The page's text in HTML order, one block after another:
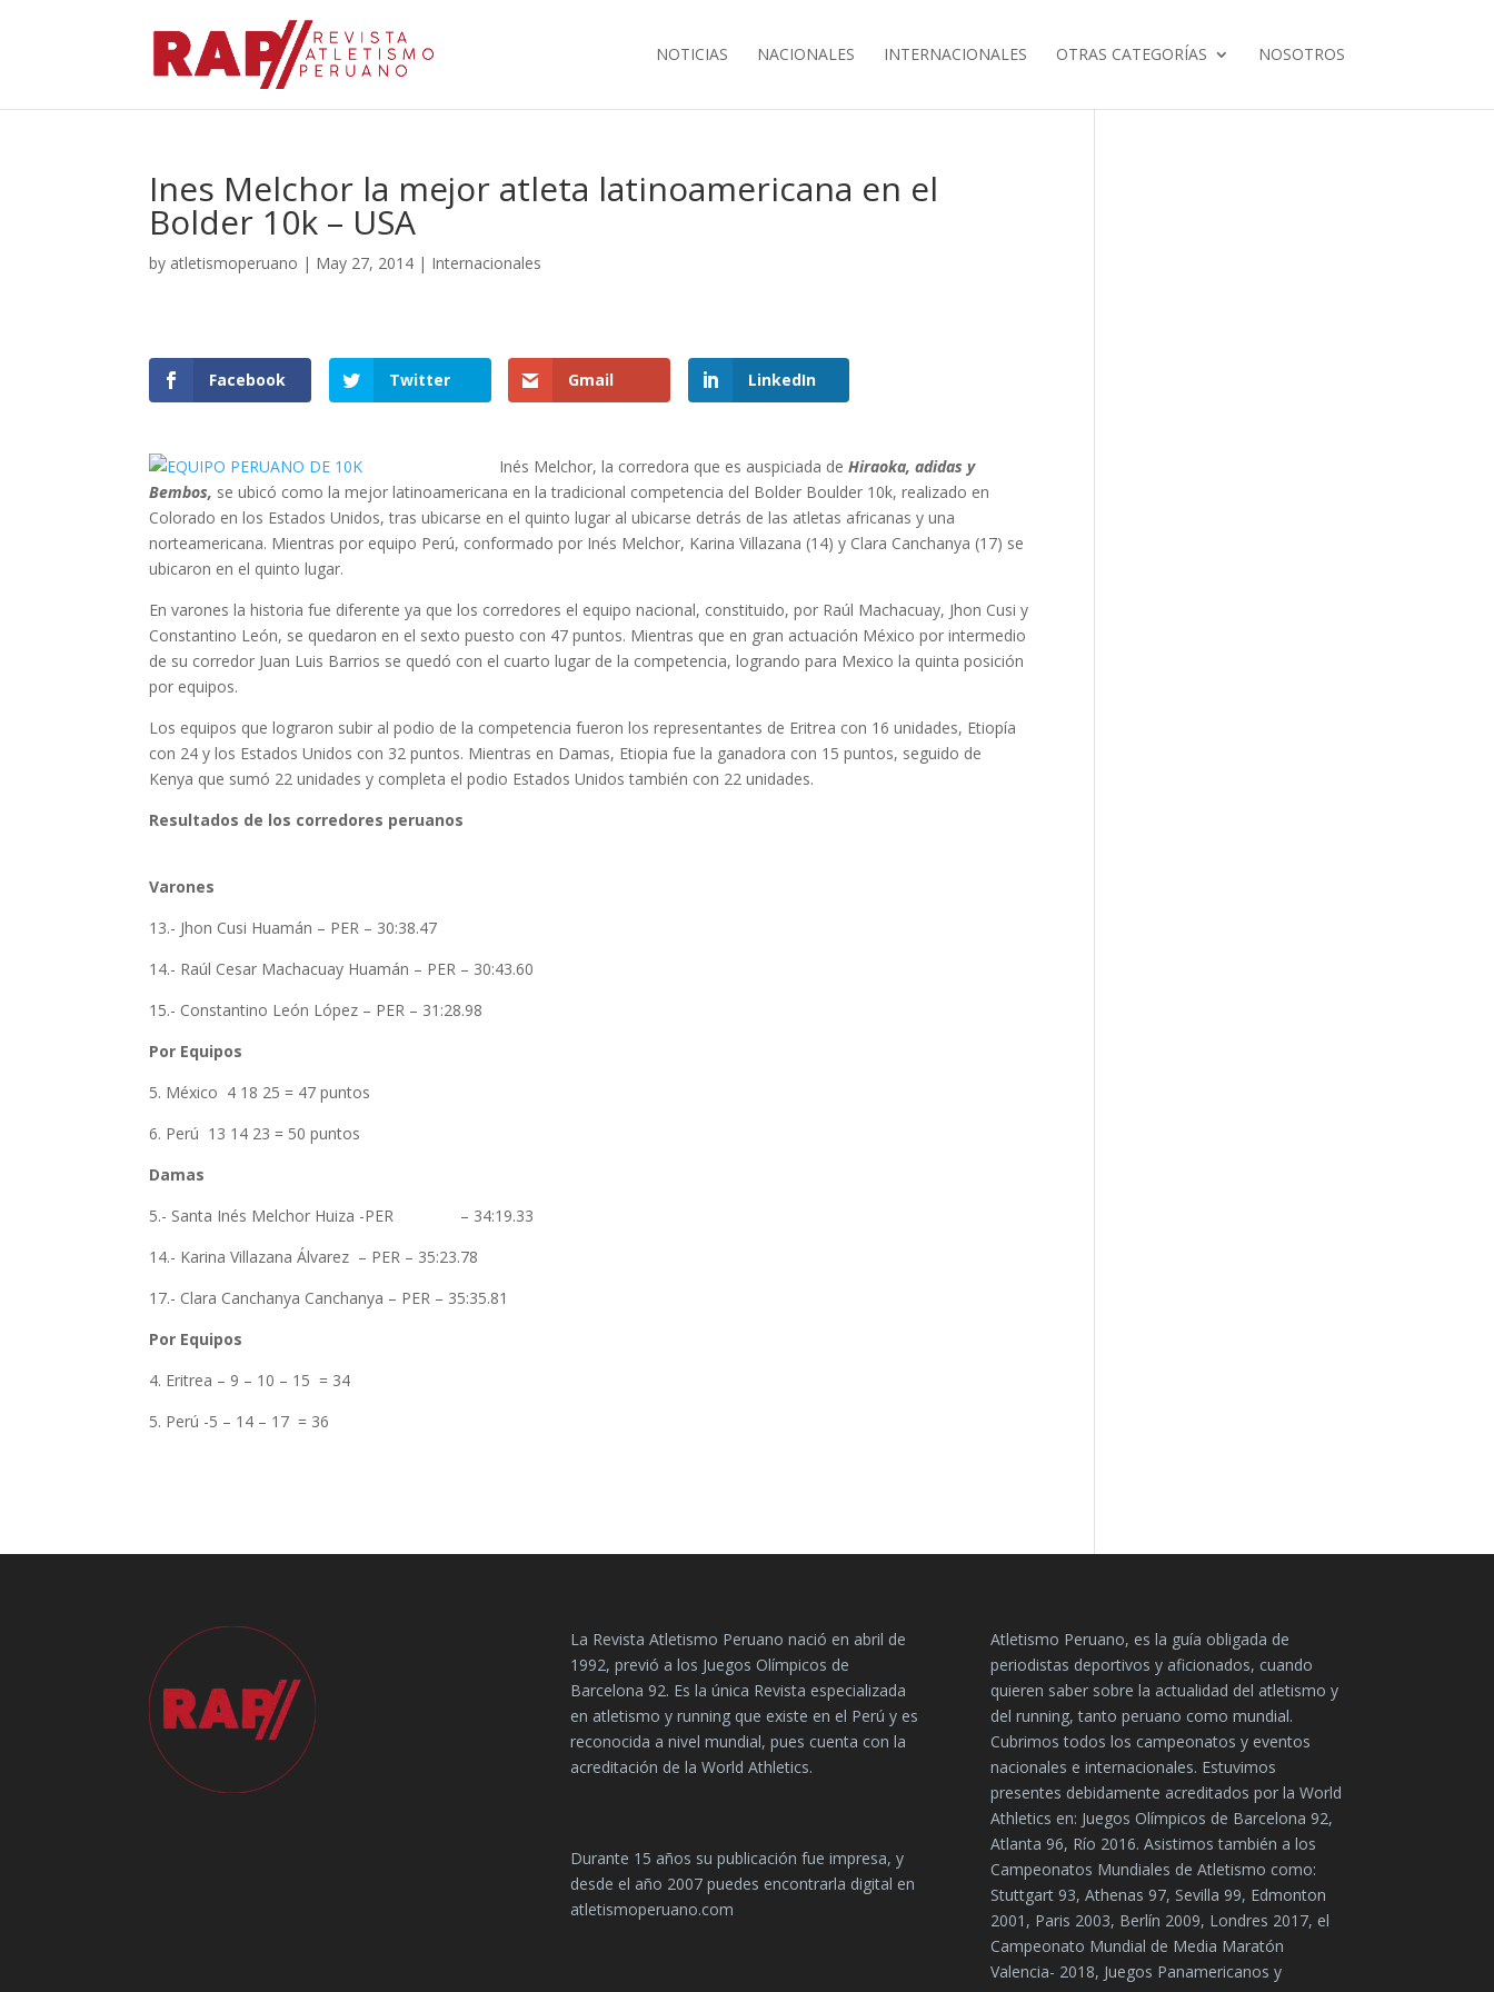
NOTICIAS NACIONALES INTERNACIONALES OTRAS CATEGORÍAS NOSOTROS
Ines Melchor la mejor atleta latinoamericana en el
Bolder 10k – USA
by atletismoperuano | May 27, 2014 | Internacionales
Facebook Twitter Gmail LinkedIn
Inés Melchor, la corredora que es auspiciada deHiraoka, adidas y
Bembos, se ubicó como la mejor latinoamericana en la tradicional competencia del Bolder Boulder 10k, realizado en
Colorado en los Estados Unidos, tras ubicarse en el quinto lugar al ubicarse detrás de las atletas africanas y una
norteamericana. Mientras por equipo Perú, conformado por Inés Melchor, Karina Villazana (14) y Clara Canchanya (17) se
ubicaron en el quinto lugar.
En varones la historia fue diferente ya que los corredores el equipo nacional, constituido, por Raúl Machacuay, Jhon Cusi y
Constantino León, se quedaron en el sexto puesto con 47 puntos. Mientras que en gran actuación México por intermedio
de su corredor Juan Luis Barrios se quedó con el cuarto lugar de la competencia, logrando para Mexico la quinta posición
por equipos.
Los equipos que lograron subir al podio de la competencia fueron los representantes de Eritrea con 16 unidades, Etiopía
con 24 y los Estados Unidos con 32 puntos. Mientras en Damas, Etiopia fue la ganadora con 15 puntos, seguido de
Kenya que sumó 22 unidades y completa el podio Estados Unidos también con 22 unidades.
Resultados de los corredores peruanos
Varones
13.- Jhon Cusi Huamán – PER – 30:38.47
14.- Raúl Cesar Machacuay Huamán – PER – 30:43.60
15.- Constantino León López – PER – 31:28.98
Por Equipos
5. México 4 18 25 = 47 puntos
6. Perú 13 14 23 = 50 puntos
Damas
5.- Santa Inés Melchor Huiza -PER – 34:19.33
14.- Karina Villazana Álvarez – PER – 35:23.78
17.- Clara Canchanya Canchanya – PER – 35:35.81
Por Equipos
4. Eritrea – 9 – 10 – 15 = 34
5. Perú -5 – 14 – 17 = 36
La Revista Atletismo Peruano nació en abril de
1992, previó a los Juegos Olímpicos de
Barcelona 92. Es la única Revista especializada
en atletismo y running que existe en el Perú y es
reconocida a nivel mundial, pues cuenta con la
acreditación de la World Athletics.
Durante 15 años su publicación fue impresa, y
desde el año 2007 puedes encontrarla digital en
atletismoperuano.com
Atletismo Peruano, es la guía obligada de
periodistas deportivos y aficionados, cuando
quieren saber sobre la actualidad del atletismo y
del running, tanto peruano como mundial.
Cubrimos todos los campeonatos y eventos
nacionales e internacionales. Estuvimos
presentes debidamente acreditados por la World
Athletics en: Juegos Olímpicos de Barcelona 92,
Atlanta 96, Río 2016. Asistimos también a los
Campeonatos Mundiales de Atletismo como:
Stuttgart 93, Athenas 97, Sevilla 99, Edmonton
2001, Paris 2003, Berlín 2009, Londres 2017, el
Campeonato Mundial de Media Maratón
Valencia- 2018, Juegos Panamericanos y